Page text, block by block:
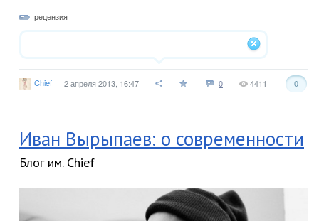
рецензия
Chief 2 апреля 2013, 16:47 0 0
4411
Иван Вырыпаев: о современности
Блог им. Chief